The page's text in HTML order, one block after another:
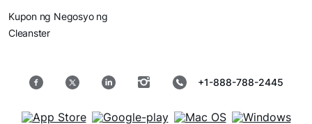
Kupon ng Negosyo ng
Cleanster
+1-888-788-2445